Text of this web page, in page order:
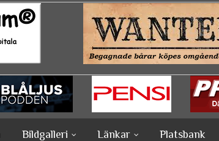
Bildgalleri Länkar Platsbank